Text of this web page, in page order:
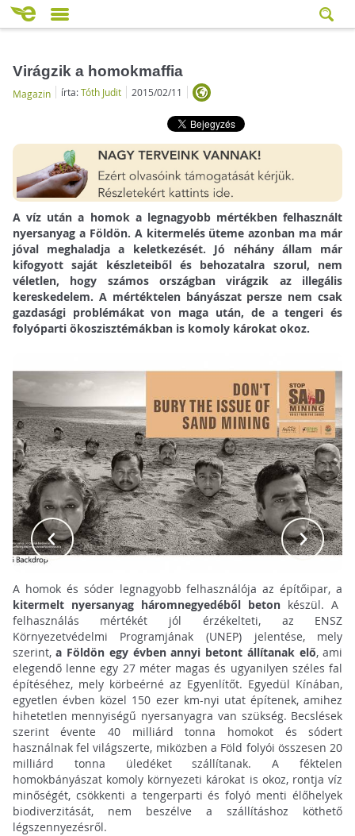
Virágzik a homokmaffia
Magazin írta:Tóth Judit 2015/02/11
A víz után a homok a legnagyobb mértékben felhasznált
nyersanyag a Földön. A kitermelés üteme azonban ma már
jóval meghaladja a keletkezését. Jó néhány állam már
kifogyott saját készleteiből és behozatalra szorul, nem
véletlen, hogy számos országban virágzik az illegális
kereskedelem. A mértéktelen bányászat persze nem csak
gazdasági problémákat von maga után, de a tengeri és
folyóparti ökoszisztémákban is komoly károkat okoz.
A homok és sóder legnagyobb felhasználója az építőipar, a
kitermelt nyersanyag háromnegyedéből beton készül. A
felhasználás mértékét jól érzékelteti, az ENSZ
Környezetvédelmi Programjának (UNEP) jelentése, mely
szerint,a Földön egy évben annyi betont állítanak elő, ami
elegendő lenne egy 27 méter magas és ugyanilyen széles fal
építéséhez, mely körbeérné az Egyenlítőt. Egyedül Kínában,
egyetlen évben közel 150 ezer km-nyi utat építenek, amihez
hihetetlen mennyiségű nyersanyagra van szükség. Becslések
szerint évente 40 milliárd tonna homokot és sódert
használnak fel világszerte, miközben a Föld folyói összesen 20
milliárd tonna üledéket szállítanak. A féktelen
homokbányászat komoly környezeti károkat is okoz, rontja víz
minőségét, csökkenti a tengerparti és folyó menti élőhelyek
biodiverzitását, nem beszélve a szállításhoz köthető
légszennyezésről.